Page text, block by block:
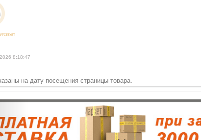
8:18:47
на дату посещения страницы товара.